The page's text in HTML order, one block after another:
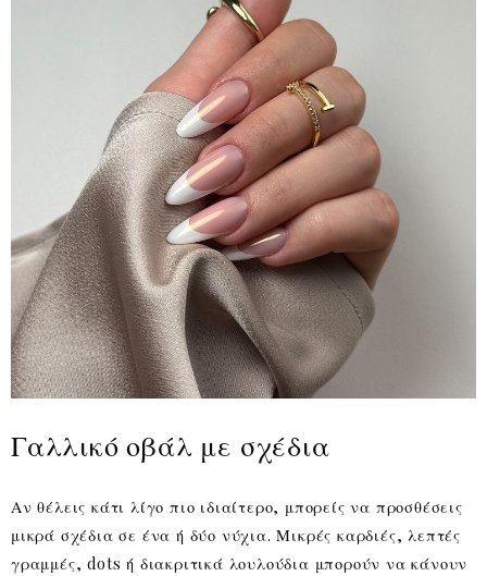
Γαλλικό οβάλ με σχέδια
Αν θέλεις κάτι λίγο πιο ιδιαίτερο, μπορείς να προσθέσεις
μικρά σχέδια σε ένα ή δύο νύχια. Μικρές καρδιές, λεπτές
γραμμές, dots ή διακριτικά λουλούδια μπορούν να κάνουν